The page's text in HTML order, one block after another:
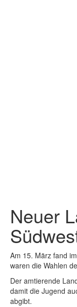
Neuer
Am 15. März fand
waren die Wahlen
Der amtierende
damit die Jugend
abgibt.